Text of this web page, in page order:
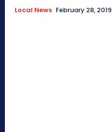
Local News February 28, 2019